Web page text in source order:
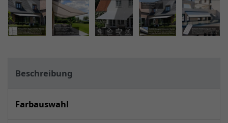
Beschreibung
Farbauswahl